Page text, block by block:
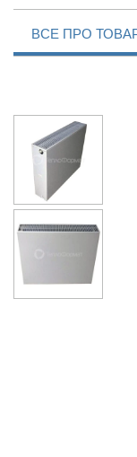
ВСЕ ПРО